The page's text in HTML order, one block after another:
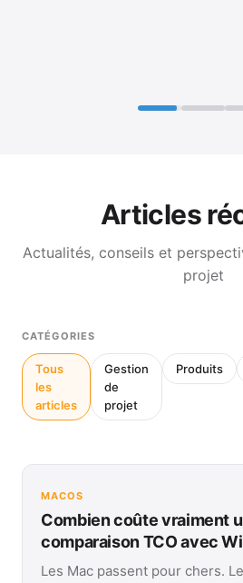
Articles
Actualités, conseils et
projet
CATÉGORIES
Tous
les
articles
Gestion
de
projet
Produits
MACOS
Combien coûte vraiment
comparaison TCO avec
Les Mac passent pour chers.